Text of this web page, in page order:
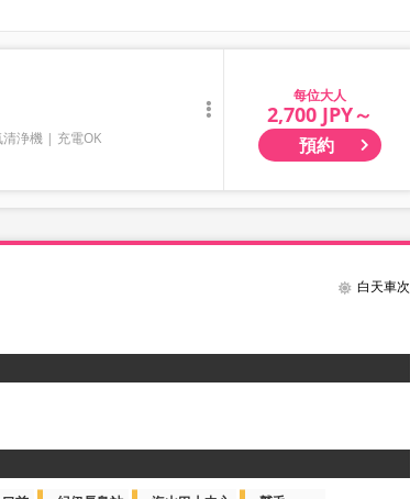
清浄機 充電OK
大人
2,700 JPY～
預約
白天車次